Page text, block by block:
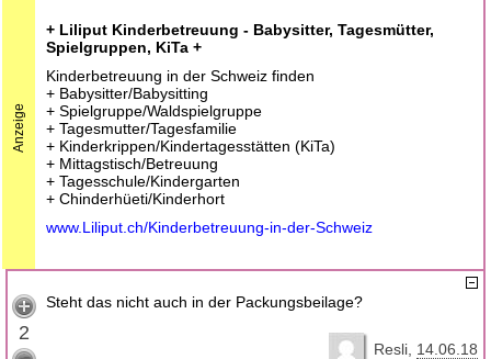
Anzeige
+ Liliput Kinderbetreuung - Babysitter, Tagesmütter,
Spielgruppen, KiTa +
Kinderbetreuung in der Schweiz finden
+ Babysitter/Babysitting
+ Spielgruppe/Waldspielgruppe
+ Tagesmutter/Tagesfamilie
+ Kinderkrippen/Kindertagesstätten (KiTa)
+ Mittagstisch/Betreuung
+ Tagesschule/Kindergarten
+ Chinderhüeti/Kinderhort
www.Liliput.ch/Kinderbetreuung-in-der-Schweiz
2
Steht das nicht auch in der Packungsbeilage?
Resli 14.06.18